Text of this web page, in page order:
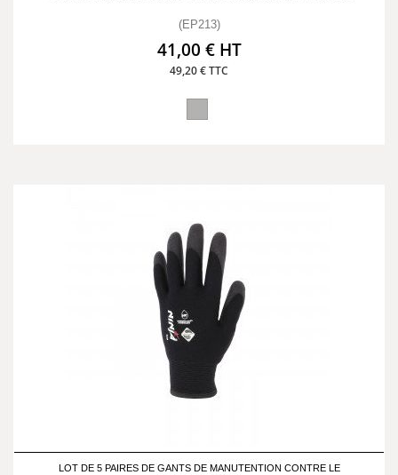
(EP213)
41,00 € HT
49,20 € TTC
LOT DE 5 PAIRES DE GANTS DE MANUTENTION CONTRE LE